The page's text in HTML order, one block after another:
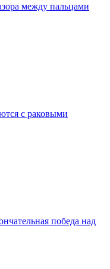
между пальцами
с раковыми
победа над